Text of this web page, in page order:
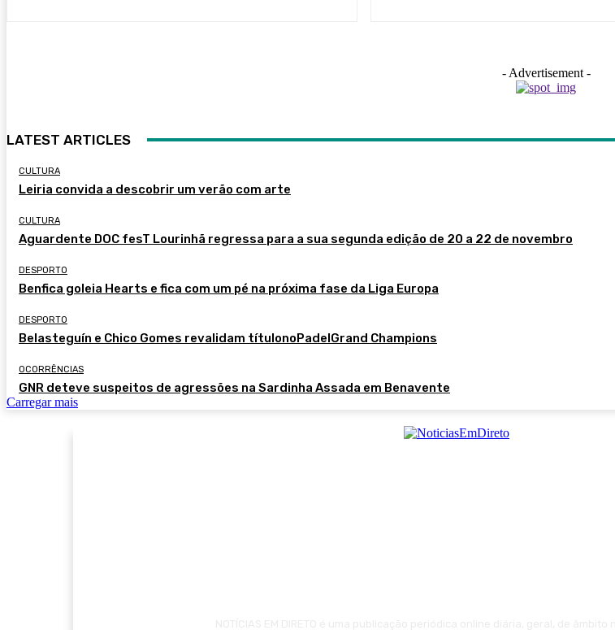
- Advertisement -
LATEST ARTICLES
CULTURA
Leiria convida a descobrir um verão com arte
CULTURA
Aguardente DOC fesT Lourinhã regressa para a sua segunda edição de 20 a 22 de novembro
DESPORTO
Benfica goleia Hearts e fica com um pé na próxima fase da Liga Europa
DESPORTO
Belasteguín e Chico Gomes revalidam títulonoPadelGrand Champions
OCORRÊNCIAS
GNR deteve suspeitos de agressões na Sardinha Assada em Benavente
Carregar mais